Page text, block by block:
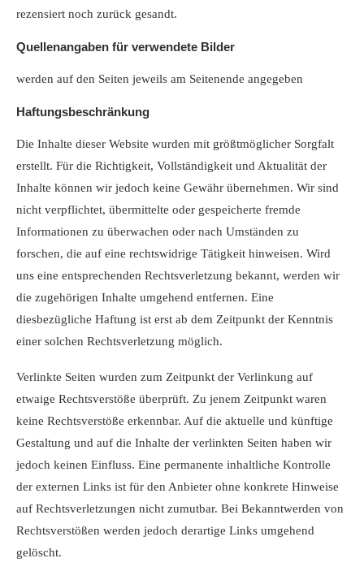
rezensiert noch zurück gesandt.
Quellenangaben für verwendete Bilder
werden auf den Seiten jeweils am Seitenende angegeben
Haftungsbeschränkung
Die Inhalte dieser Website wurden mit größtmöglicher Sorgfalt
erstellt. Für die Richtigkeit, Vollständigkeit und Aktualität der
Inhalte können wir jedoch keine Gewähr übernehmen. Wir sind
nicht verpflichtet, übermittelte oder gespeicherte fremde
Informationen zu überwachen oder nach Umständen zu
forschen, die auf eine rechtswidrige Tätigkeit hinweisen. Wird
uns eine entsprechenden Rechtsverletzung bekannt, werden wir
die zugehörigen Inhalte umgehend entfernen. Eine
diesbezügliche Haftung ist erst ab dem Zeitpunkt der Kenntnis
einer solchen Rechtsverletzung möglich.
Verlinkte Seiten wurden zum Zeitpunkt der Verlinkung auf
etwaige Rechtsverstöße überprüft. Zu jenem Zeitpunkt waren
keine Rechtsverstöße erkennbar. Auf die aktuelle und künftige
Gestaltung und auf die Inhalte der verlinkten Seiten haben wir
jedoch keinen Einfluss. Eine permanente inhaltliche Kontrolle
der externen Links ist für den Anbieter ohne konkrete Hinweise
auf Rechtsverletzungen nicht zumutbar. Bei Bekanntwerden von
Rechtsverstößen werden jedoch derartige Links umgehend
gelöscht.